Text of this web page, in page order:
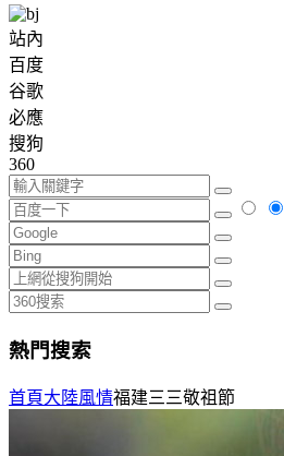
站內
百度
谷歌
必應
搜狗
360
熱門搜索
首頁大陸風情福建三三敬祖節